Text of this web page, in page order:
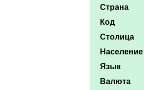
Страна
Код
Столица
Население
Язык
Валюта